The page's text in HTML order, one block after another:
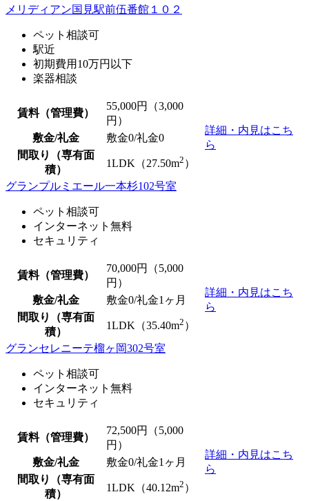
メリディアン国見駅前伍番館１０２
ペット相談可
駅近
初期費用10万円以下
楽器相談
賃料（管理費）
55,000円（3,000
円）
詳細・内見はこち
ら
敷金/礼金 敷金0/礼金0
間取り（専有面
積）
1LDK（27.50m2 ）
グランプルミエール一本杉102号室
ペット相談可
インターネット無料
セキュリティ
賃料（管理費）
70,000円（5,000
円）
詳細・内見はこち
ら
敷金/礼金 敷金0/礼金1ヶ月
間取り（専有面
積）
1LDK（35.40m2 ）
グランセレニーテ榴ヶ岡302号室
ペット相談可
インターネット無料
セキュリティ
賃料（管理費）
72,500円（5,000
円）
詳細・内見はこち
ら
敷金/礼金 敷金0/礼金1ヶ月
間取り（専有面
積）
1LDK（40.12m2 ）